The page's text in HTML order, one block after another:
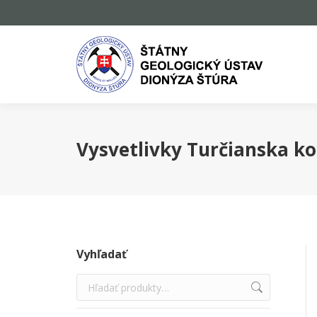
Vysvetlivky Turčianska
Vyhľadať